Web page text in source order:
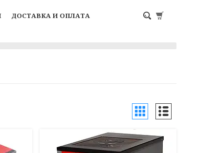
ДОСТАВКА И ОПЛАТА